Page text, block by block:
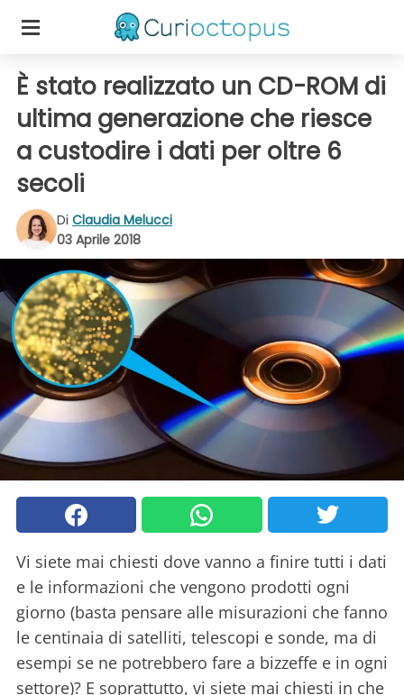
È stato realizzato un CD-ROM di
ultima generazione che riesce
a custodire i dati per oltre 6
secoli
Di Claudia Melucci
03 Aprile 2018
Vi siete mai chiesti dove vanno a finire tutti i dati
e le informazioni che vengono prodotti ogni
giorno (basta pensare alle misurazioni che fanno
le centinaia di satelliti, telescopi e sonde, ma di
esempi se ne potrebbero fare a bizzeffe e in ogni
settore)? E soprattutto, vi siete mai chiesti in che